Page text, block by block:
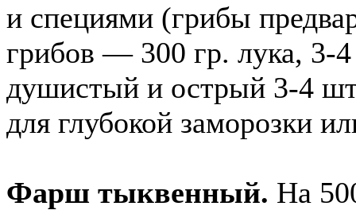
и специями (грибы
грибов — 300 гр. лука, 3-
душистый и острый 3-4
для глубокой заморозки
Фарш тыквенный. На